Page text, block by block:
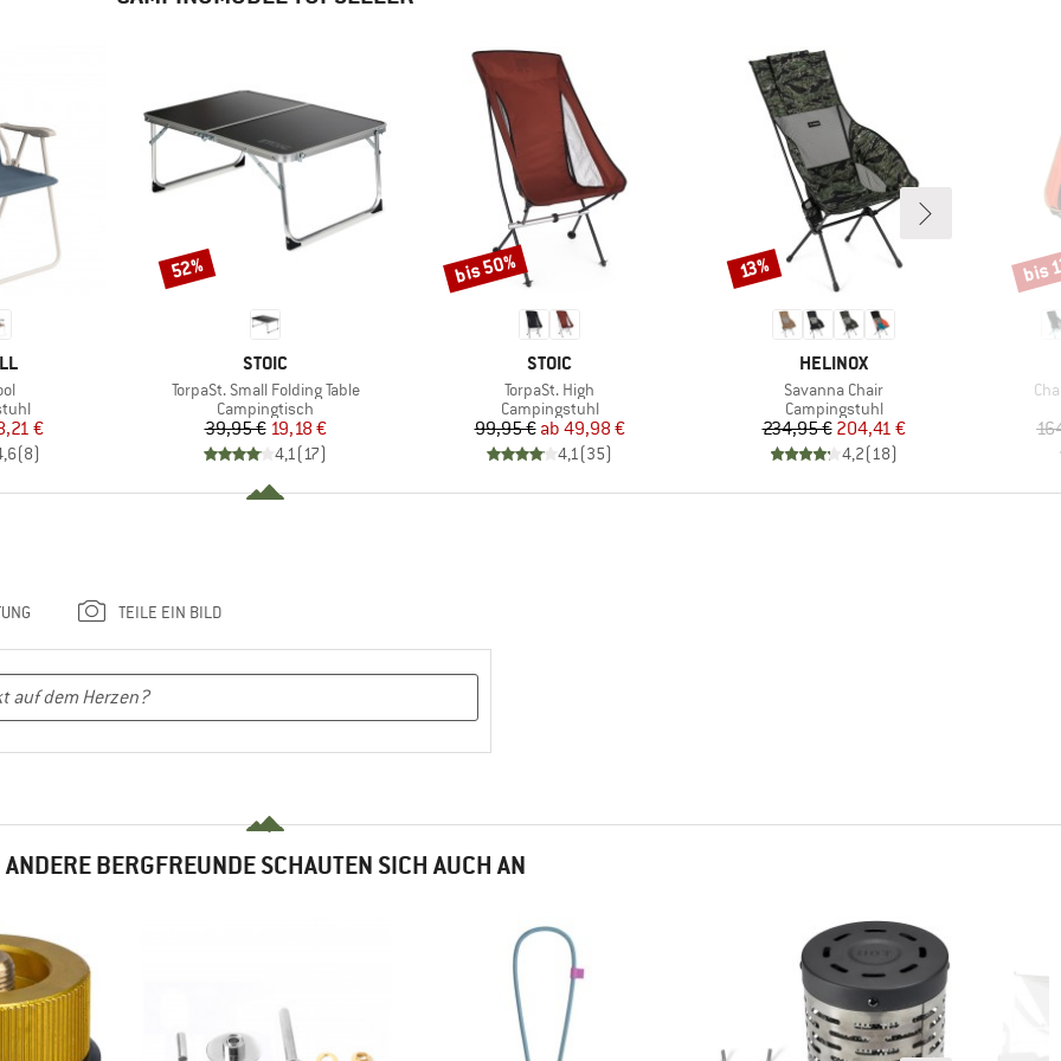
Preis
€
(8)
MARKE
STOIC
Artikel
TorpaSt. Small Folding Table
Produktgruppe
Campingtisch
Preis
39,95 €reduzierter Preis
19,18 €
4,1(17)
Rabatt
52%
MARKE
STOIC
Artikel
TorpaSt. High
Produktgruppe
Campingstuhl
Preis
99,95 € reduzierter Preis
ab 49,98 €
4,1(35)
Rabatt
bis 50%
MARKE
HELINOX
Artikel
Savanna Chair
Produktgruppe
Campingstuhl
Preis
234,95 €reduzierter Preis
204,41 €
4,2(18)
Rabatt
13% bis
TEILE EIN BILD
ANDERE BERGFREUNDE SCHAUTEN SICH AUCH AN